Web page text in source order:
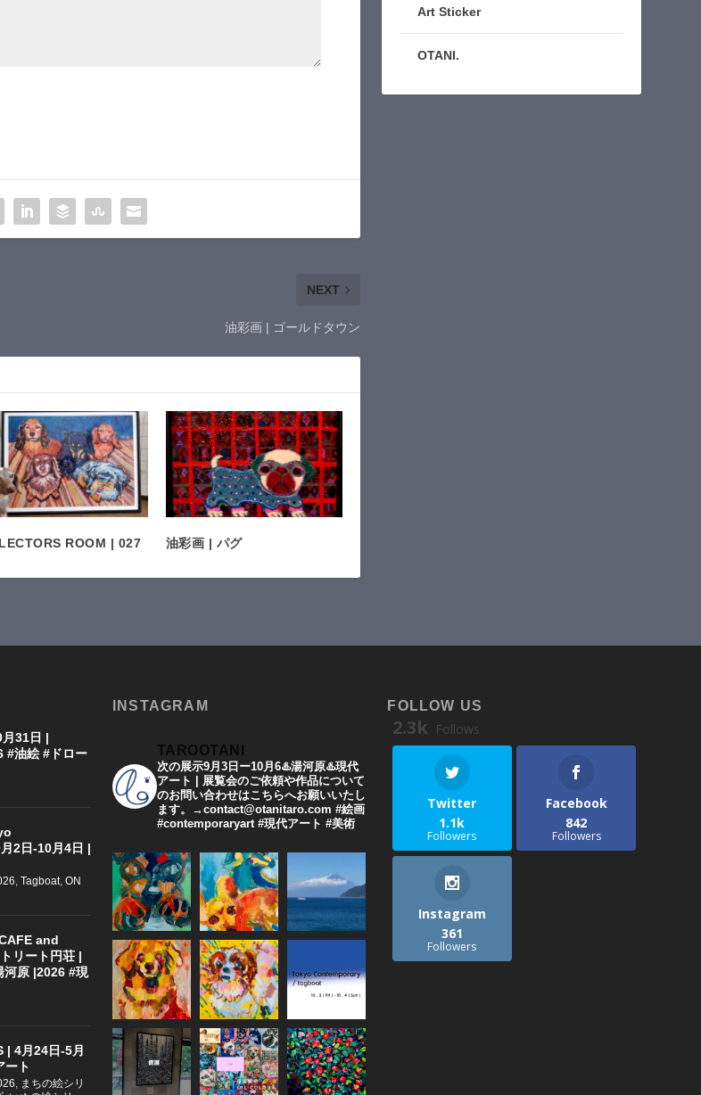
NEXT
油彩画 | ゴールドタウン
ROOM | 027 油彩画 | パグ
Art Sticker
OTANI.
31日 |
油絵 #ドロー
2日-10月4日 |
, Tagboat, ON
and
リート円荘 |
河原 |2026 #現
| 4月24日-5月
ート
, まちの絵シリ
INSTAGRAM
TAROOTANI
次の展示9月3日ー10月6♨️湯河原♨️現代
アート | 展覧会のご依頼や作品について
のお問い合わせはこちらへお願いいたし
ます。→contact@otanitaro.com #絵画
#contemporaryart #現代アート #美術
FOLLOW US
2.3k Follows
Twitter
1.1k
Followers
Facebook
842
Followers
Instagram
361
Followers